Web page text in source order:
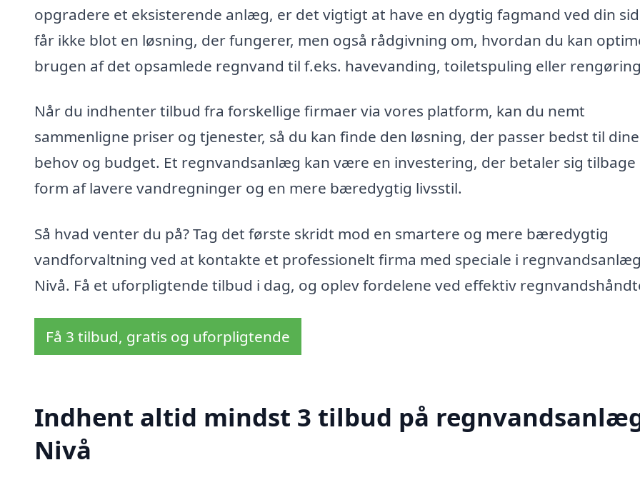
opgradere et eksisterende anlæg, er det vigtigt at have en dygtig fagmand ved din
får ikke blot en løsning, der fungerer, men også rådgivning om, hvordan du kan
brugen af det opsamlede regnvand til f.eks. havevanding, toiletspuling eller
Når du indhenter tilbud fra forskellige firmaer via vores platform, kan du nemt
sammenligne priser og tjenester, så du kan finde den løsning, der passer bedst til dine
behov og budget. Et regnvandsanlæg kan være en investering, der betaler sig tilbage
form af lavere vandregninger og en mere bæredygtig livsstil.
Så hvad venter du på? Tag det første skridt mod en smartere og mere bæredygtig
vandforvaltning ved at kontakte et professionelt firma med speciale i
Nivå. Få et uforpligtende tilbud i dag, og oplev fordelene ved effektiv
Få 3 tilbud, gratis og uforpligtende
Indhent altid mindst 3 tilbud på
Nivå